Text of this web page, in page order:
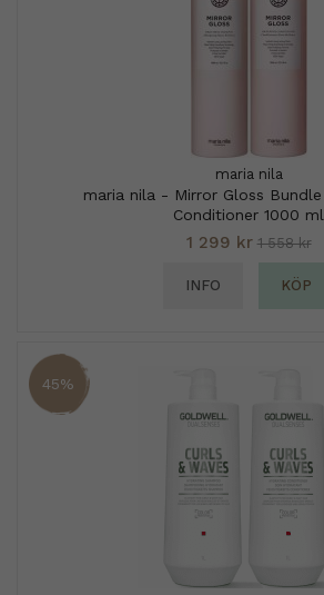
maria nila
maria nila - Mirror Gloss
Conditioner 1000 ml
1 299 kr 1 558 kr
INFO KÖP
45%